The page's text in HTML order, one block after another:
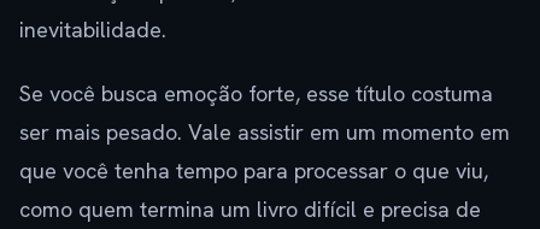
inevitabilidade.
Se você busca emoção forte, esse título costuma
ser mais pesado. Vale assistir em um momento em
que você tenha tempo para processar o que viu,
como quem termina um livro difícil e precisa de